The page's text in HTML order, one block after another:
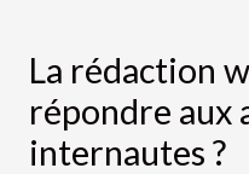
La rédaction
répondre aux
internautes ?